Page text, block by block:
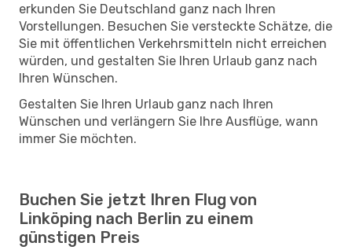
erkunden Sie Deutschland ganz nach Ihren
Vorstellungen. Besuchen Sie versteckte Schätze, die
Sie mit öffentlichen Verkehrsmitteln nicht erreichen
würden, und gestalten Sie Ihren Urlaub ganz nach
Ihren Wünschen.
Gestalten Sie Ihren Urlaub ganz nach Ihren
Wünschen und verlängern Sie Ihre Ausflüge, wann
immer Sie möchten.
Buchen Sie jetzt Ihren Flug von
Linköping nach Berlin zu einem
günstigen Preis